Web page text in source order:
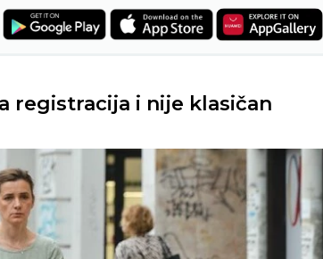
registracija i nije klasičan